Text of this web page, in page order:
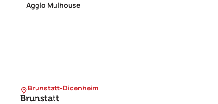
Agglo Mulhouse
Brunstatt-Didenheim
Brunstatt